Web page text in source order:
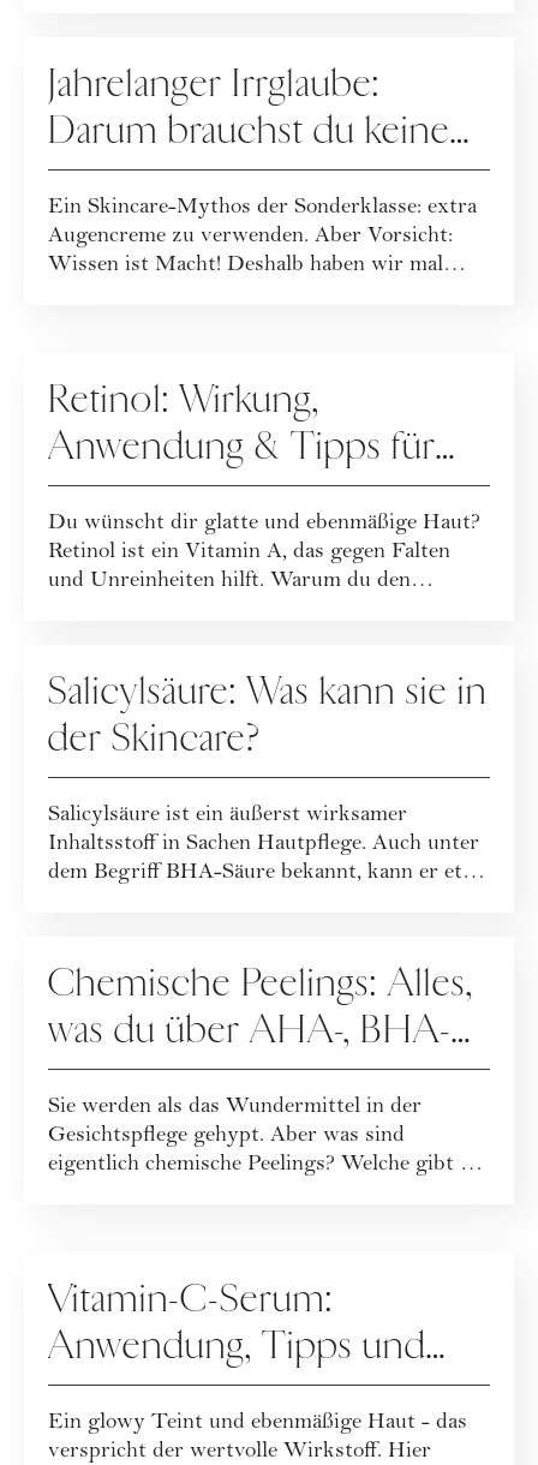
Jahrelanger Irrglaube:
Darum brauchst du keine
Augencreme
Ein Skincare-Mythos der Sonderklasse: extra
Augencreme zu verwenden. Aber Vorsicht:
Wissen ist Macht! Deshalb haben wir mal
Retinol: Wirkung,
Anwendung & Tipps für
deine Gesichtspflege
Du wünscht dir glatte und ebenmäßige Haut?
Retinol ist ein Vitamin A, das gegen Falten
und Unreinheiten hilft. Warum du den
Salicylsäure: Was kann sie in
der Skincare?
Salicylsäure ist ein äußerst wirksamer
Inhaltsstoff in Sachen Hautpflege. Auch unter
dem Begriff BHA-Säure bekannt, kann er etwa
Chemische Peelings: Alles,
was du über AHA-, BHA-
und PHA-Peelings wissen
musst
Sie werden als das Wundermittel in der
Gesichtspflege gehypt. Aber was sind
eigentlich chemische Peelings? Welche gibt es
Vitamin-C-Serum:
Anwendung, Tipps und
Empfehlungen für die
Hautpflege
Ein glowy Teint und ebenmäßige Haut - das
verspricht der wertvolle Wirkstoff. Hier